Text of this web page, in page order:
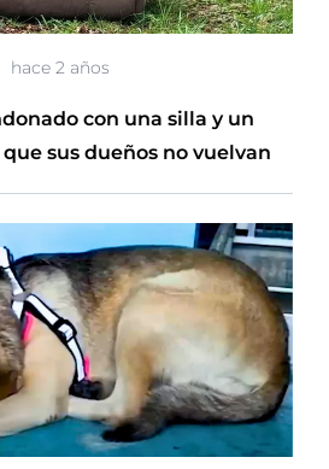
hace 2 años
con una silla y un
sus dueños no vuelvan